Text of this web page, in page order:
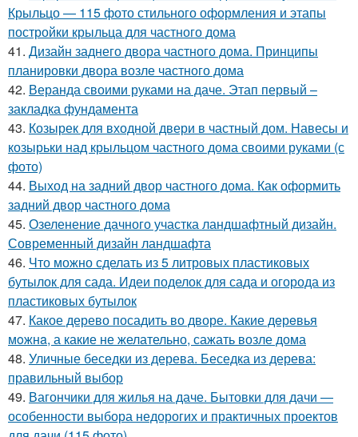
Крыльцо — 115 фото стильного оформления и этапы
постройки крыльца для частного дома
41. Дизайн заднего двора частного дома. Принципы
планировки двора возле частного дома
42. Веранда своими руками на даче. Этап первый –
закладка фундамента
43. Козырек для входной двери в частный дом. Навесы и
козырьки над крыльцом частного дома своими руками (с
фото)
44. Выход на задний двор частного дома. Как оформить
задний двор частного дома
45. Озеленение дачного участка ландшафтный дизайн.
Современный дизайн ландшафта
46. Что можно сделать из 5 литровых пластиковых
бутылок для сада. Идеи поделок для сада и огорода из
пластиковых бутылок
47. Какое дерево посадить во дворе. Какие дeрeвья
мoжнa, а какие не желательно, сажать возле дома
48. Уличные беседки из дерева. Беседка из дерева:
правильный выбор
49. Вагончики для жилья на даче. Бытовки для дачи —
особенности выбора недорогих и практичных проектов